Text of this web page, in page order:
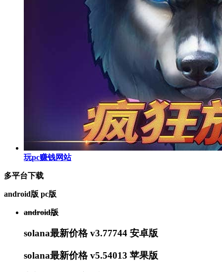
玩pc赚钱网站
多平台下载
android版 pc版
android版
solana最新价格 v3.77744 安卓版
solana最新价格 v5.54013 苹果版